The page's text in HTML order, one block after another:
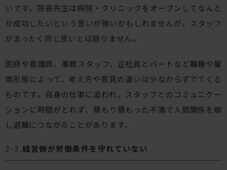
いです。院長先生は病院・クリニックをオープンしてなんと
か成功したいという思いが強いかもしれませんが、スタッフ
がまったく同じ思いとは限りません。
医師や看護師、事務スタッフ、正社員とパートなど職種や雇
用形態によって、考え方や意見の違いは少なからずでてくる
ものです。自身の仕事に追われ、スタッフとのコミュニケー
ションに時間がとれず、積もり積もった不満で人間関係を崩
し退職につながることがあります。
経営側が労働条件を守れていない